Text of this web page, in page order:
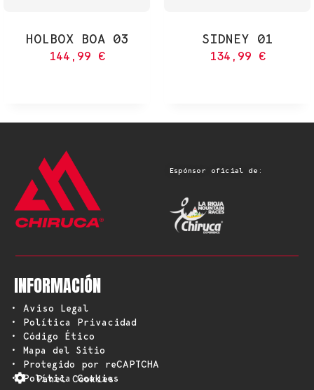
HOLBOX BOA 03
144,99 €
SIDNEY 01
134,99 €
Espónsor oficial de:
INFORMACIÓN
• Aviso Legal
• Política Privacidad
• Código Ético
• Mapa del Sitio
• Protegido por reCAPTCHA
• Política Cookies
Panel Cookies